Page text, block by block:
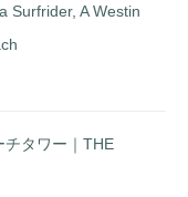
Surfrider, A Westin
チタワー｜THE